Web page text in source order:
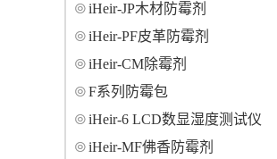
iHeir-JP木材防霉剂
iHeir-PF皮革防霉剂
iHeir-CM除霉剂
F系列防霉包
iHeir-6 LCD数显湿度测试仪
iHeir-MF佛香防霉剂